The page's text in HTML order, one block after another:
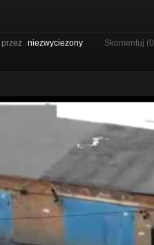
przez niezwyciezony Skomentuj